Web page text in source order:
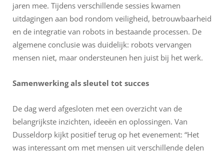
jaren mee. Tijdens verschillende sessies kwamen
uitdagingen aan bod rondom veiligheid, betrouwbaarheid
en de integratie van robots in bestaande processen. De
algemene conclusie was duidelijk: robots vervangen
mensen niet, maar ondersteunen hen juist bij het werk.
Samenwerking als sleutel tot succes
De dag werd afgesloten met een overzicht van de
belangrijkste inzichten, ideeën en oplossingen. Van
Dusseldorp kijkt positief terug op het evenement: “Het
was interessant om met mensen uit verschillende delen